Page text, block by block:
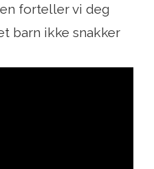
forteller vi deg
barn ikke snakker